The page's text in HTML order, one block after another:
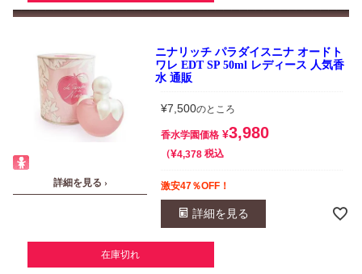
詳細を見る ›
ニナリッチ パラダイスニナ オードト
ワレ EDT SP 50ml レディース 人気香
水 通販
¥7,500のところ
香水学園価格 ¥3,980
¥4,378 税込
激安47％OFF！
詳細を見る
在庫切れ